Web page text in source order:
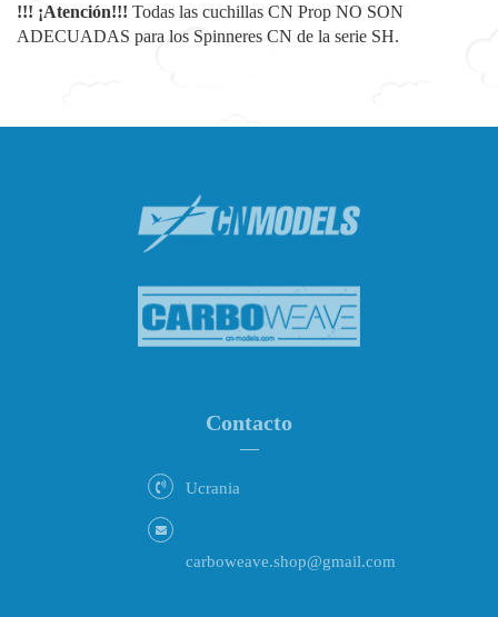
!!! ¡Atención!!! Todas las cuchillas CN Prop NO SON
ADECUADAS para los Spinneres CN de la serie SH.
Contacto
Ucrania
carboweave.shop@gmail.com